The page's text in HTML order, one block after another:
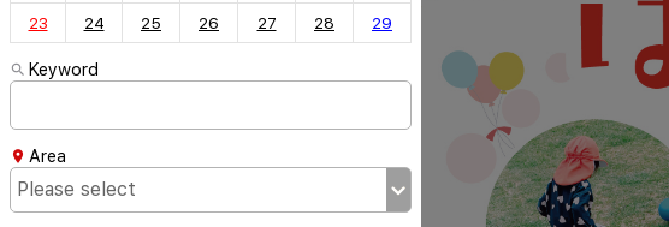
23 24 25 26 27 28 29
Keyword
Area